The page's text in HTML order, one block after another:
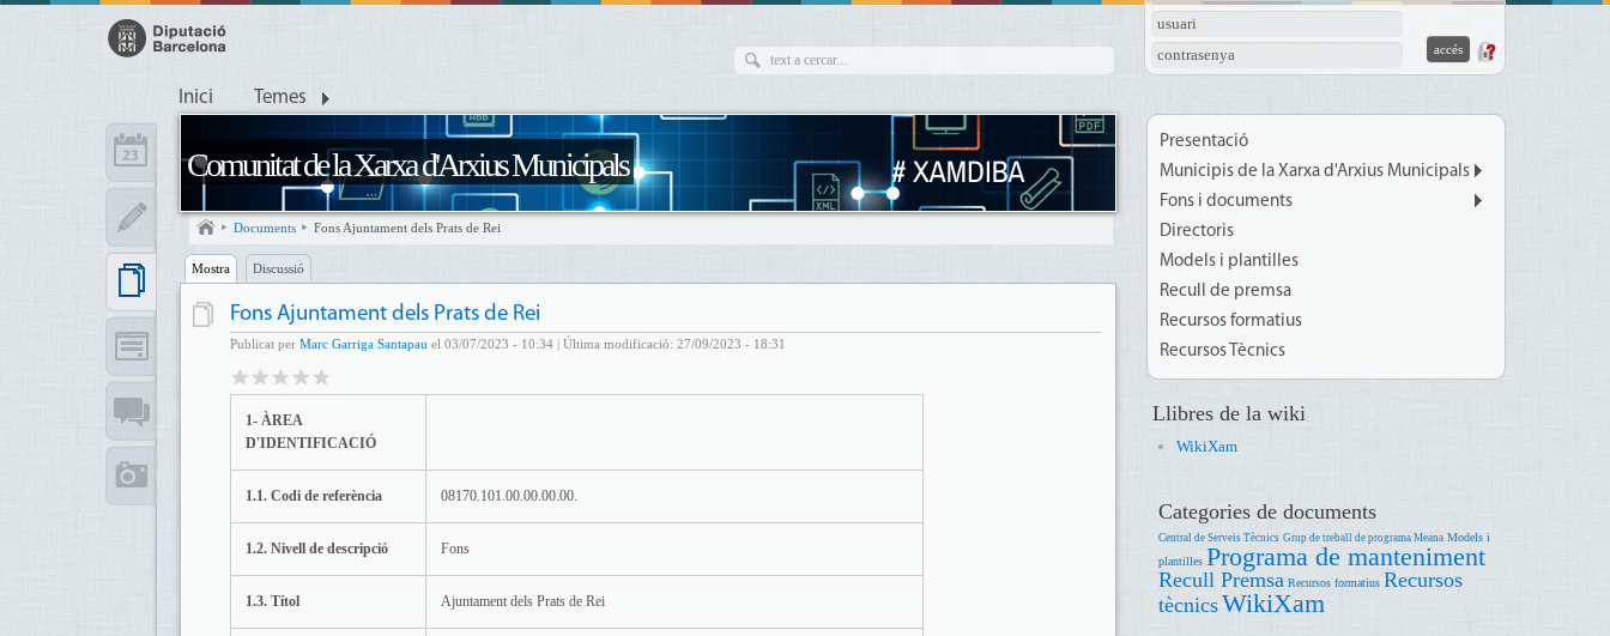
usuari
contrasenya
Inici Temes
Comunitat de la Xarxa d'Arxius Municipals
Documents Fons Ajuntament dels Prats de Rei
Mostra Discussió
Fons Ajuntament dels Prats de Rei
Publicat per Marc Garriga Santapau el 03/07/2023 - 10:34 | Última modificació: 27/09/2023 - 18:31
1- ÀREA
D'IDENTIFICACIÓ
1.1. Codi de referència 08170.101.00.00.00.00.
1.2. Nivell de descripció Fons
1.3. Títol Ajuntament dels Prats de Rei
Presentació
Municipis de la Xarxa d'Arxius Municipals
Fons i documents
Directoris
Models i plantilles
Recull de premsa
Recursos formatius
Recursos Tècnics
Llibres de la wiki
WikiXam
Categories de documents
Central de Serveis Tècnics Grup de treball de programa Meana Models i
plantilles Programa de manteniment
Recull Premsa Recursos formatius Recursos
tècnicsWikiXam